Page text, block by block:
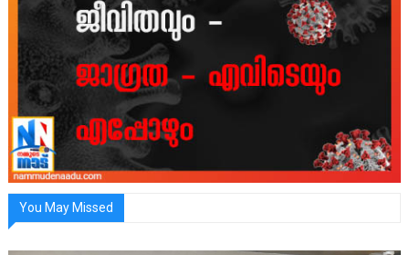
You May Missed